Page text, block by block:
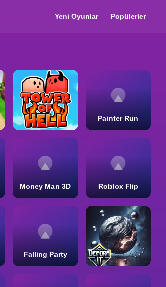
Yeni Oyunlar Popülerler
Painter Run
Money Man 3D Roblox Flip
Falling Party